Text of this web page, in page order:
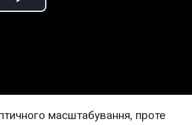
Play
масштабування, проте